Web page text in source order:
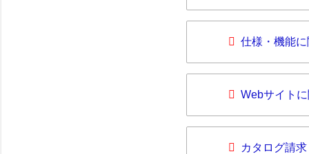
仕様・機能
Webサイト
カタログ請求